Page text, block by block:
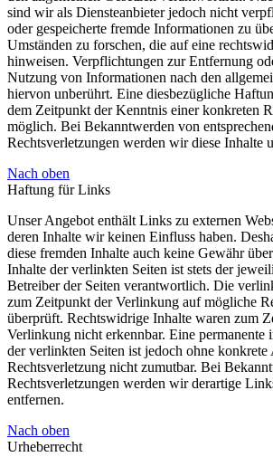
sind wir als Diensteanbieter jedoch nicht
oder gespeicherte fremde Informationen zu
Umständen zu forschen, die auf eine
hinweisen. Verpflichtungen zur Entfernung
Nutzung von Informationen nach den
hiervon unberührt. Eine diesbezügliche
dem Zeitpunkt der Kenntnis einer konkreten
möglich. Bei Bekanntwerden von
Rechtsverletzungen werden wir diese Inhalte
Nach oben
Haftung für Links
Unser Angebot enthält Links zu externen
deren Inhalte wir keinen Einfluss haben.
diese fremden Inhalte auch keine Gewähr
Inhalte der verlinkten Seiten ist stets der
Betreiber der Seiten verantwortlich. Die
zum Zeitpunkt der Verlinkung auf mögliche
überprüft. Rechtswidrige Inhalte waren zum
Verlinkung nicht erkennbar. Eine
der verlinkten Seiten ist jedoch ohne konkrete
Rechtsverletzung nicht zumutbar. Bei
Rechtsverletzungen werden wir derartige
entfernen.
Nach oben
Urheberrecht